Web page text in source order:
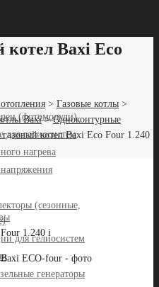
(фотомодули)
гелиосистем
нагрева
(сезонные,
для гелиосистем
генераторы
Baxi Eco
> Газовые котлы >
Baxi>Одноконтурные
котел Baxi Eco Four 1.240
1.240 i